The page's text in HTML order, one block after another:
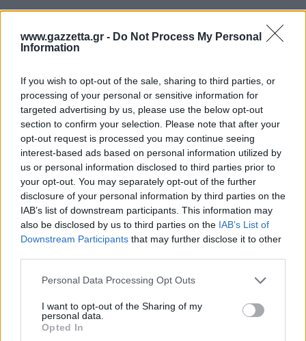
www.gazzetta.gr - Do Not Process My Personal
Information
If you wish to opt-out of the sale, sharing to third parties, or
processing of your personal or sensitive information for
targeted advertising by us, please use the below opt-out
section to confirm your selection. Please note that after your
opt-out request is processed you may continue seeing
interest-based ads based on personal information utilized by
us or personal information disclosed to third parties prior to
your opt-out. You may separately opt-out of the further
disclosure of your personal information by third parties on the
IAB’s list of downstream participants. This information may
also be disclosed by us to third parties on the IAB’s List of
Downstream Participants that may further disclose it to other
Please note that this website/app uses one or more Google
not limited to your visit or usage behaviour. You may click to
grant or deny consent to Google and its third-party tags to
use your data for below specified purposes in below Google
Personal Data Processing Opt Outs
I want to opt-out of the Sharing of my
personal data.
Opted In